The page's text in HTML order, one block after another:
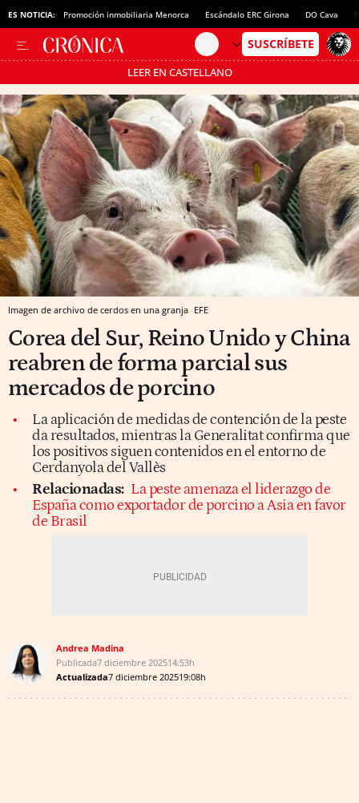
ES NOTICIA: Promoción inmobiliaria Menorca Escándalo ERC Girona DO Cava
LEER EN CASTELLANO
Pásate al MODO AHORRO
Imagen de archivo de cerdos en una granja EFE
Corea del Sur, Reino Unido y China
reabren de forma parcial sus
mercados de porcino
La aplicación de medidas de contención de la peste
da resultados, mientras la Generalitat confirma que
los positivos siguen contenidos en el entorno de
Cerdanyola del Vallès
Relacionadas: La peste amenaza el liderazgo de
España como exportador de porcino a Asia en favor
de Brasil
Andrea Madina
Publicada7 diciembre 202514:53h
Actualizada7 diciembre 202519:08h